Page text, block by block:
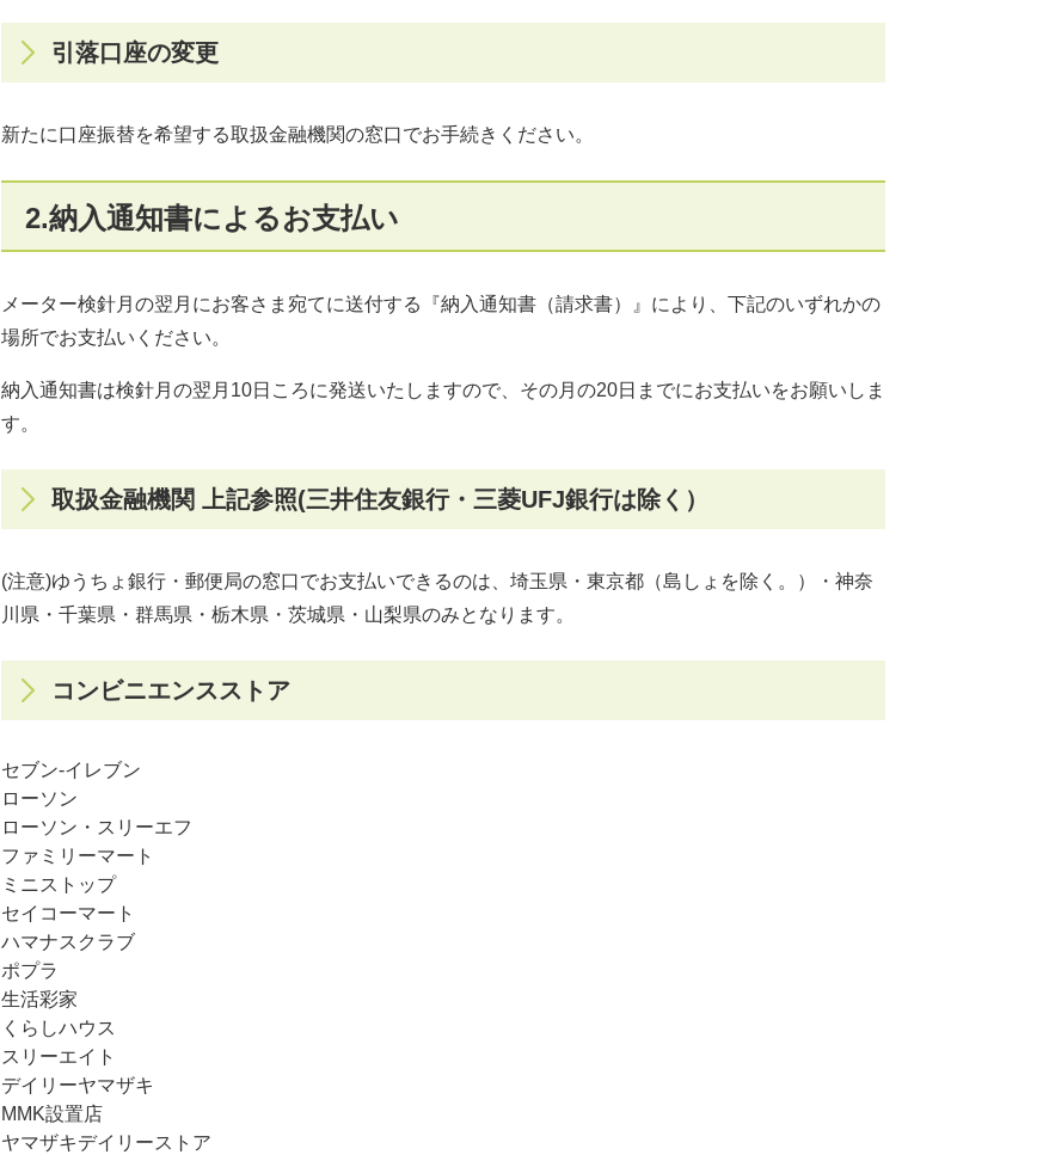
引落口座の変更
新たに口座振替を希望する取扱金融機関の窓口でお手続きください。
2.納入通知書によるお支払い
メーター検針月の翌月にお客さま宛てに送付する『納入通知書（請求書）』により、下記のいずれかの
場所でお支払いください。
納入通知書は検針月の翌月10日ころに発送いたしますので、その月の20日までにお支払いをお願いしま
す。
取扱金融機関 上記参照(三井住友銀行・三菱UFJ銀行は除く）
(注意)ゆうちょ銀行・郵便局の窓口でお支払いできるのは、埼玉県・東京都（島しょを除く。）・神奈
川県・千葉県・群馬県・栃木県・茨城県・山梨県のみとなります。
コンビニエンスストア
セブン‐イレブン
ローソン
ローソン・スリーエフ
ファミリーマート
ミニストップ
セイコーマート
ハマナスクラブ
ポプラ
生活彩家
くらしハウス
スリーエイト
デイリーヤマザキ
MMK設置店
ヤマザキデイリーストア